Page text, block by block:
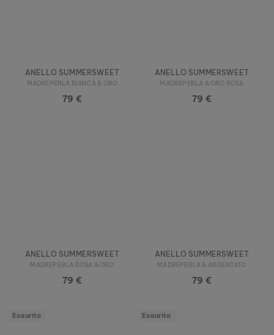
ANELLO SUMMERSWEET
MADREPERLA BIANCA & ORO
79 €
ANELLO SUMMERSWEET
MADREPERLA & ORO ROSA
79 €
ANELLO SUMMERSWEET
MADREPERLA ROSA & ORO
79 €
ANELLO SUMMERSWEET
MADREPERLA & ARGENTATO
79 €
Esaurito Esaurito